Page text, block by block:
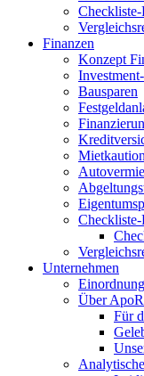
Finanzen
Konzept
Bausparen
Unternehmen
Über
Für